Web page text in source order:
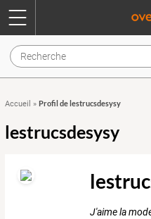
Accueil » Profil de lestrucsdesysy
lestrucsdesysy
J'aime la